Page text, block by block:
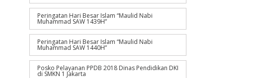
Peringatan Hari Besar Islam “Maulid Nabi
Muhammad SAW 1439H”
Peringatan Hari Besar Islam “Maulid Nabi
Muhammad SAW 1440H”
Posko Pelayanan PPDB 2018 Dinas Pendidikan DKI
di SMKN 1 Jakarta